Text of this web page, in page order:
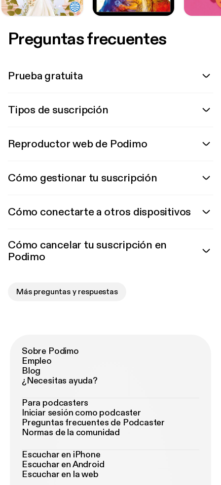
Preguntas frecuentes
Prueba gratuita
Tipos de suscripción
Reproductor web de Podimo
Cómo gestionar tu suscripción
Cómo conectarte a otros dispositivos
Cómo cancelar tu suscripción en
Podimo
Más preguntas y respuestas
Sobre Podimo
Empleo
Blog
¿Necesitas ayuda?
Para podcasters
Iniciar sesión como podcaster
Preguntas frecuentes de Podcaster
Normas de la comunidad
Escuchar en iPhone
Escuchar en Android
Escuchar en la web